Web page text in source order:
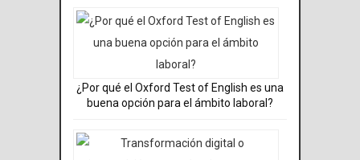
¿Por qué el Oxford Test of English es una
buena opción para el ámbito laboral?